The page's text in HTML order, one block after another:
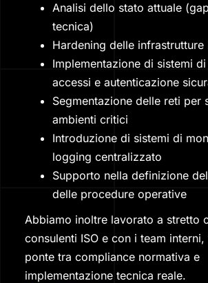
Analisi dello stato attuale
tecnica)
Hardening delle infrastrutture
Implementazione di sistemi
accessi e autenticazione
Segmentazione delle reti per
ambienti critici
Introduzione di sistemi di
logging centralizzato
Supporto nella definizione
delle procedure operative
Abbiamo inoltre lavorato a stretto
consulenti ISO e con i team
ponte tra compliance normativa e
implementazione tecnica reale.